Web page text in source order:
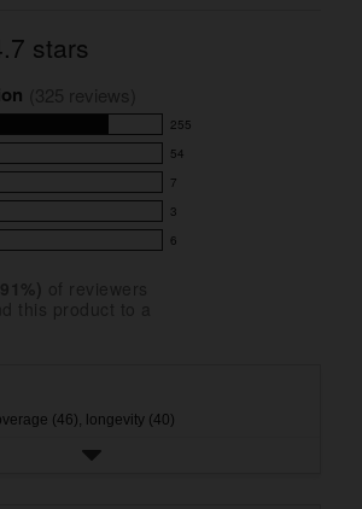
stars
255
54
7
3
6
(46), longevity (40)